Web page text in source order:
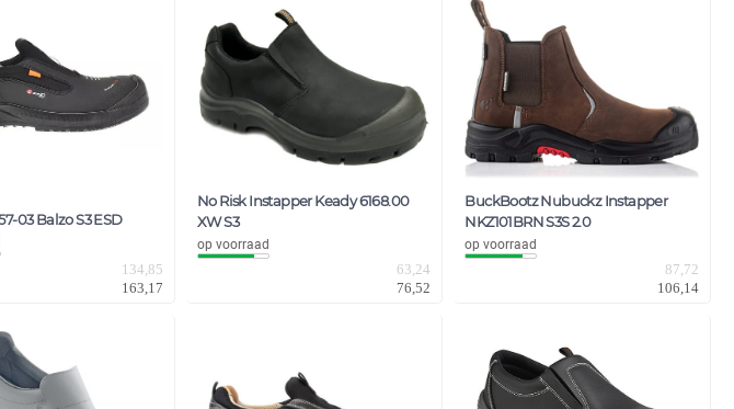
03 Balzo S3 ESD
134,85
163,17
No Risk Instapper Keady 6168.00
XW S3
op voorraad
63,24
76,52
BuckBootz Nubuckz Instapper
NKZ101BRN S3S 2.0
op voorraad
87,72
106,14